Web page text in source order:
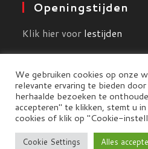
Openingstijden
Klik hier voor lestijden
Algemene
We gebruiken cookies op onze
relevante ervaring te bieden
herhaalde bezoeken te
accepteren" te klikken, stemt u
cookies of klik op "Cookie-
Cookie Settings Alles